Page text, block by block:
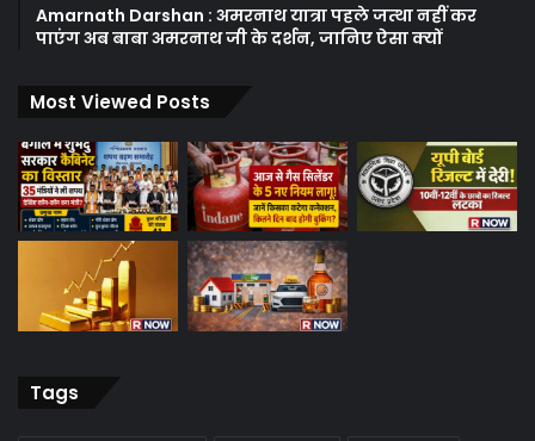
Amarnath Darshan : अमरनाथ यात्रा पहले जत्था नहीं कर
पाएंग अब बाबा अमरनाथ जी के दर्शन, जानिए ऐसा क्यों
Most Viewed Posts
Tags